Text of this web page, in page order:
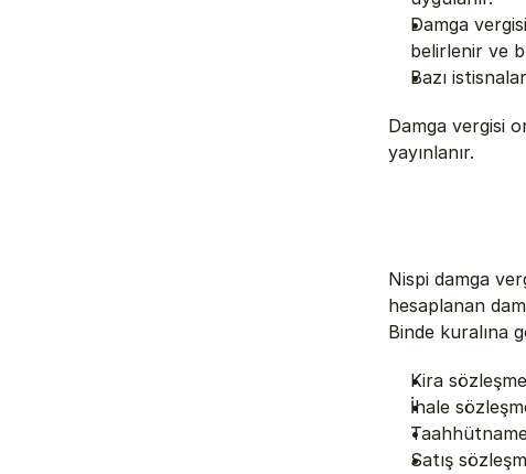
Damga
belirlenir ve
Bazı
Damga vergisi
yayınlanır.
Nispi damga
hesaplanan
Binde kuralına
Kira
İhale
Satış